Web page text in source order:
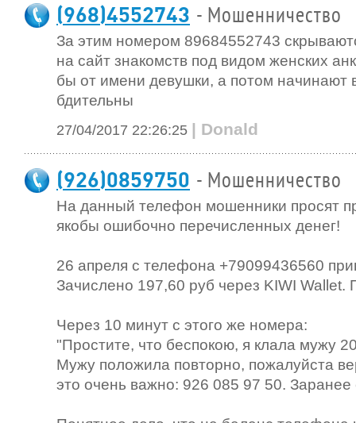
(968)4552743 - Мошенничество
За этим номером 89684552743
на сайт знакомств под видом женских
бы от имени девушки, а потом начинают
бдительны
27/04/2017 22:26:25 | Donald
(926)0859750 - Мошенничество
На данный телефон мошенники просят
якобы ошибочно перечисленных денег!
26 апреля с телефона +79099436560
Зачислено 197,60 руб через KIWI Wallet.
Через 10 минут с этого же номера:
"Простите, что беспокою, я клала мужу
Мужу положила повторно, пожалуйста
это очень важно: 926 085 97 50. Заранее